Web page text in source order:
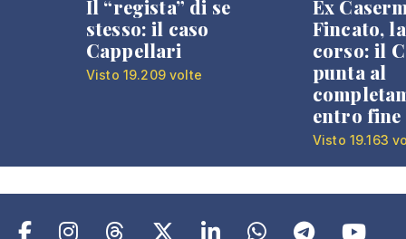
Il “regista” di se
stesso: il caso
Cappellari
Visto 19.209 volte
Ex
Fincato,
corso: il
punta al
entro fine
Visto 19.163